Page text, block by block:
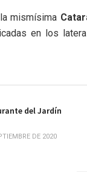
mismísima
en los
del Jardín
DE 2020